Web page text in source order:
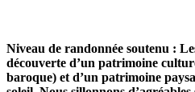
Niveau de randonnée soutenu :
découverte d’un patrimoine
baroque) et d’un patrimoine